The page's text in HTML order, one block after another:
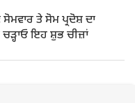
ਤੇ ਸੋਮ ਪ੍ਰਦੋਸ਼ ਦਾ
ਇਹ ਸ਼ੁਭ ਚੀਜ਼ਾਂ